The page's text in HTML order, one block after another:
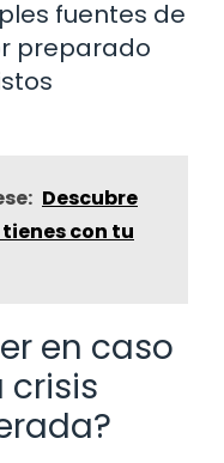
fuentes de
preparado
Descubre
con tu
en caso
crisis